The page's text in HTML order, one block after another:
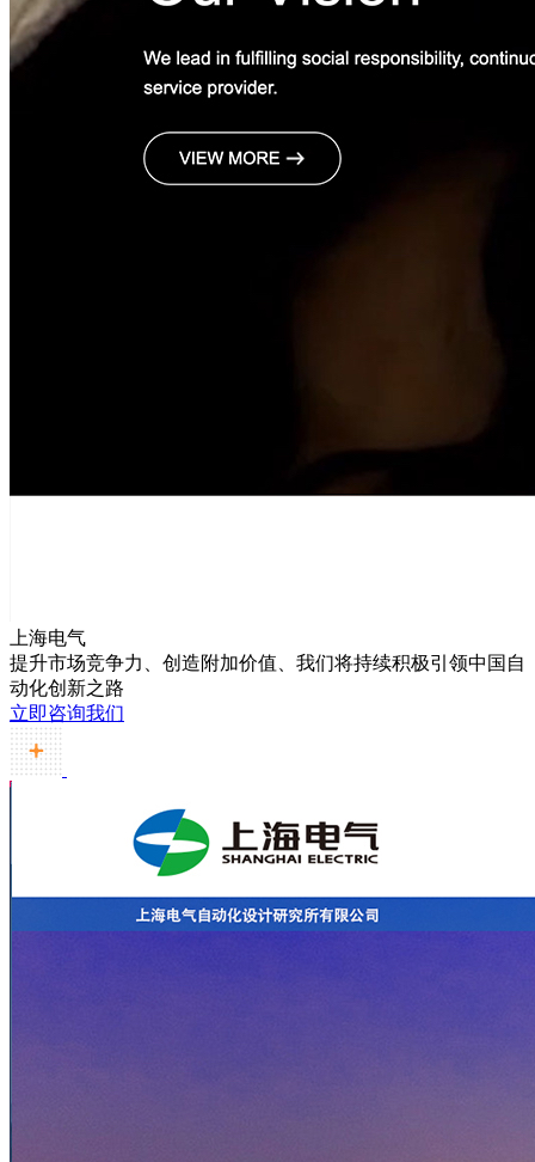
上海电气
提升市场竞争力、创造附加价值、我们将持续积极引领中国自
动化创新之路
立即咨询我们